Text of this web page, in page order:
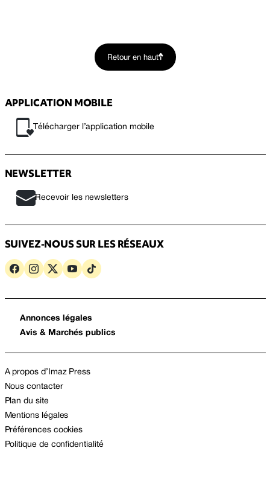
Retour en haut
APPLICATION MOBILE
Télécharger l’application mobile
NEWSLETTER
Recevoir les newsletters
SUIVEZ-NOUS SUR LES RÉSEAUX
Annonces légales
Avis & Marchés publics
A propos d’Imaz Press
Nous contacter
Plan du site
Mentions légales
Préférences cookies
Politique de confidentialité